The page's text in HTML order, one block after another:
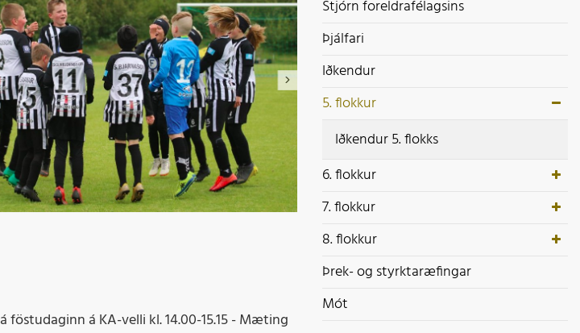
Mót
á KA-velli kl. 14.00-15.15 - Mæting
Stjórn foreldrafélagsins
Þjálfari
Iðkendur
5. flokkur
Iðkendur 5. flokks
6. flokkur
7. flokkur
8. flokkur
Þrek- og styrktaræfingar
Mót